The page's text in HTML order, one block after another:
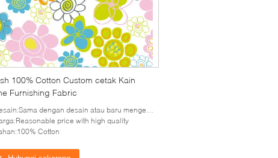
100% Cotton Custom cetak Kain
Furnishing Fabric
dengan desain atau baru mengembangkan desain
price with high quality
Cotton